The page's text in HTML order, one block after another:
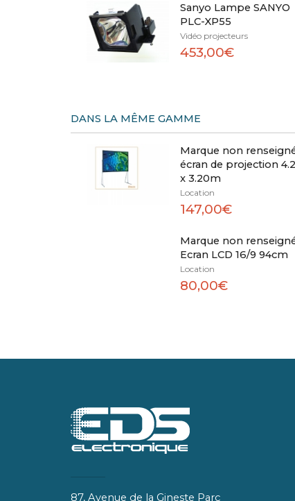
Sanyo Lampe SANYO
PLC-XP55
Vidéo projecteurs
453,00€
DANS LA MÊME GAMME
Marque non
écran de projection
x 3.20m
Location
147,00€
Marque non
Ecran LCD 16/9 94cm
Location
80,00€
87, Avenue de la Gineste Parc